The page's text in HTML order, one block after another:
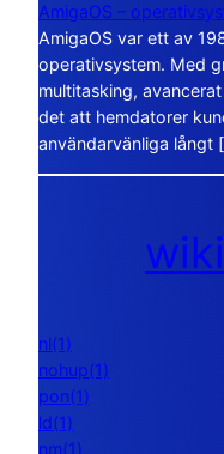
AmigaOS –
AmigaOS var ett av
operativsystem. Med
multitasking,
det att hemdatorer
användarvänliga långt
nl(1)
nohup(1)
pon(1)
ld(1)
nm(1)